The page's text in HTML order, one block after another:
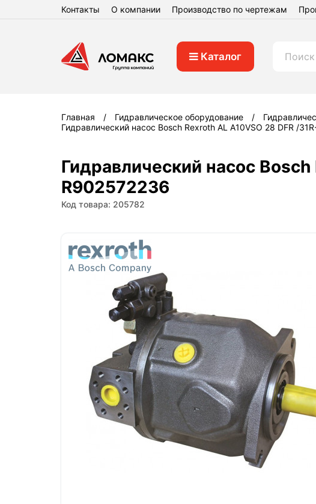
Контакты О компании Производство по чертежам
Каталог
Главная Гидравлическое оборудование
Гидравлический насос Bosch Rexroth AL A10VSO 28 DFR /
Гидравлический насос
R902572236
Код товара: 205782